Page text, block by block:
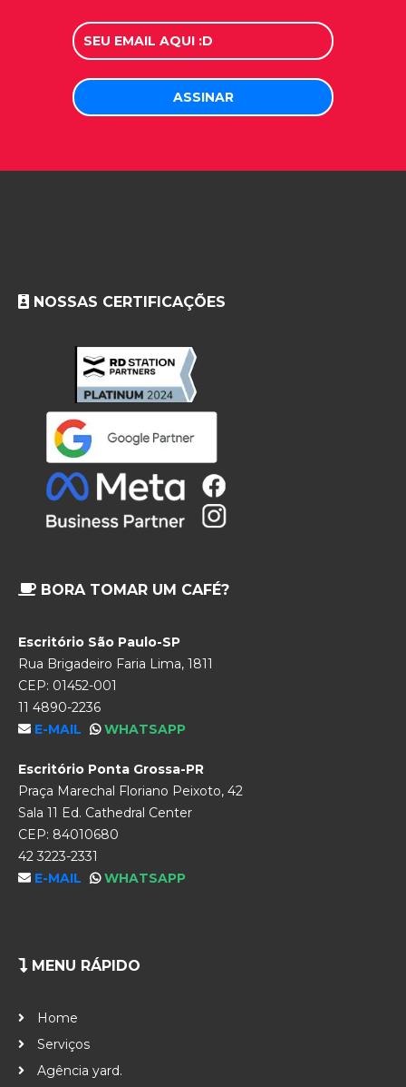
NOSSAS CERTIFICAÇÕES
BORA TOMAR UM CAFÉ?
Escritório São Paulo-SP
Rua Brigadeiro Faria Lima, 1811
CEP: 01452-001
11 4890-2236
E-MAIL
WHATSAPP
Escritório Ponta Grossa-PR
Praça Marechal Floriano Peixoto, 42
Sala 11 Ed. Cathedral Center
CEP: 84010680
42 3223-2331
E-MAIL
WHATSAPP
MENU RÁPIDO
Home
Serviços
Agência yard.